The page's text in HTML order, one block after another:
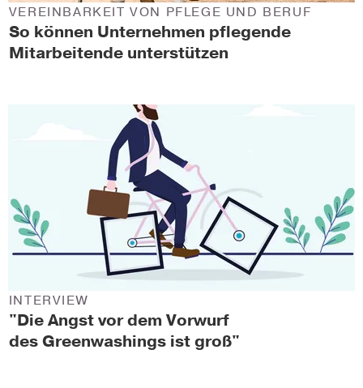
So können Unternehmen pflegende
Mitarbeitende unterstützen
VEREINBARKEIT VON PFLEGE UND BERUF
"Die Angst vor dem Vorwurf
des Greenwashings ist groß"
INTERVIEW